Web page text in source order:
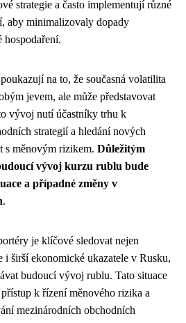
strategie a často implementují různé
aby minimalizovaly dopady
na to, že současná volatilita
jevem, ale může představovat
vývoj nutí účastníky trhu k
strategií a hledání nových
s měnovým rizikem. Důležitým
vývoj kurzu rublu bude
a případné změny v
.
je klíčové sledovat nejen
i širší ekonomické ukazatele v Rusku,
budoucí vývoj rublu. Tato situace
k řízení měnového rizika a
mezinárodních obchodních